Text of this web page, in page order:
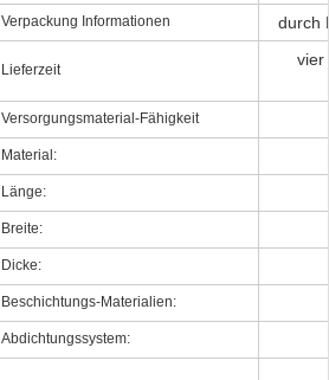
Verpackung Informationen durch
Lieferzeit
vier
Versorgungsmaterial-Fähigkeit
Material:
Länge:
Breite:
Dicke:
Beschichtungs-Materialien:
Abdichtungssystem: